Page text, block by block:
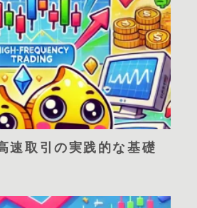
速取引の実践的な基礎